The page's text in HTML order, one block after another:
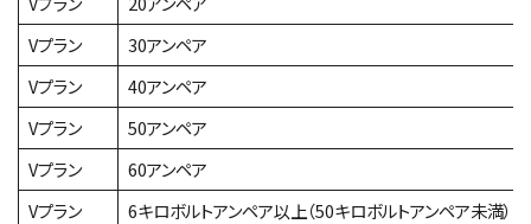
Vプラン
30アンペア
Vプラン
40アンペア
Vプラン
50アンペア
Vプラン
60アンペア
Vプラン
6キロボルトアンペア以上（50キロボルトアンペア未満）